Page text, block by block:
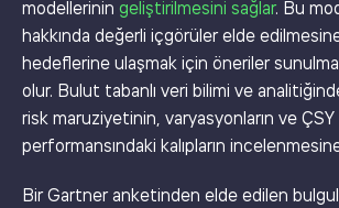
modellerinin geliştirilmesini sağlar. Bu
hakkında değerli içgörüler elde
hedeflerine ulaşmak için öneriler
olur. Bulut tabanlı veri bilimi ve
risk maruziyetinin, varyasyonların ve ÇSY
performansındaki kalıpların
Bir Gartner anketinden elde edilen